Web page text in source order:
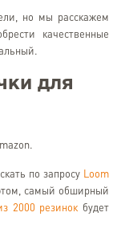
но мы расскажем
качественные
для
по запросу Loom
самый обширный
2000 резинок будет